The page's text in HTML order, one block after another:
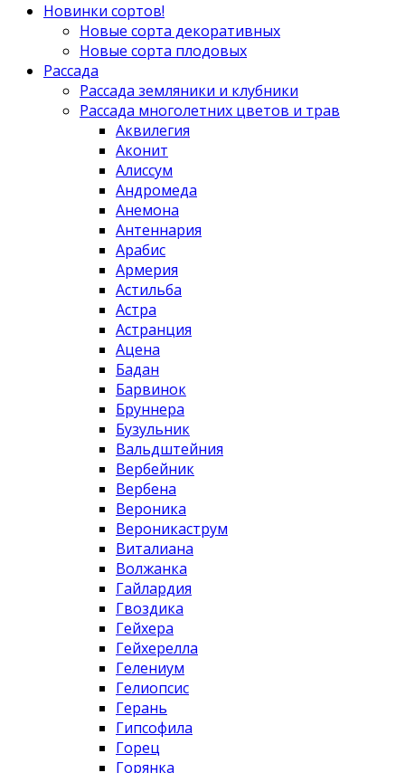
Новинки сортов!
Новые сорта декоративных
Новые сорта плодовых
Рассада
Рассада земляники и клубники
Рассада многолетних цветов и трав
Аквилегия
Аконит
Алиссум
Андромеда
Анемона
Антеннария
Арабис
Армерия
Астильба
Астра
Астранция
Ацена
Бадан
Барвинок
Бруннера
Бузульник
Вальдштейния
Вербейник
Вербена
Вероника
Вероникаструм
Виталиана
Волжанка
Гайлардия
Гвоздика
Гейхера
Гейхерелла
Гелениум
Гелиопсис
Герань
Гипсофила
Горец
Горянка